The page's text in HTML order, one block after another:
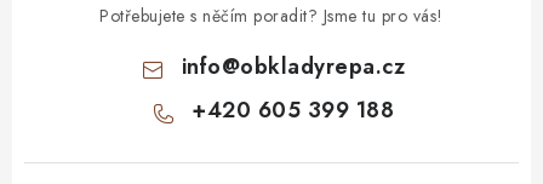
Potřebujete s něčím poradit? Jsme tu pro vás!
info@obkladyrepa.cz
+420 605 399 188